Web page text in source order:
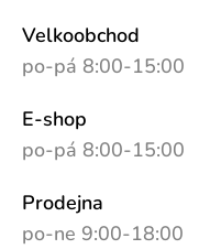
Velkoobchod
po-pá 8:00-15:00
E-shop
po-pá 8:00-15:00
Prodejna
po-ne 9:00-18:00